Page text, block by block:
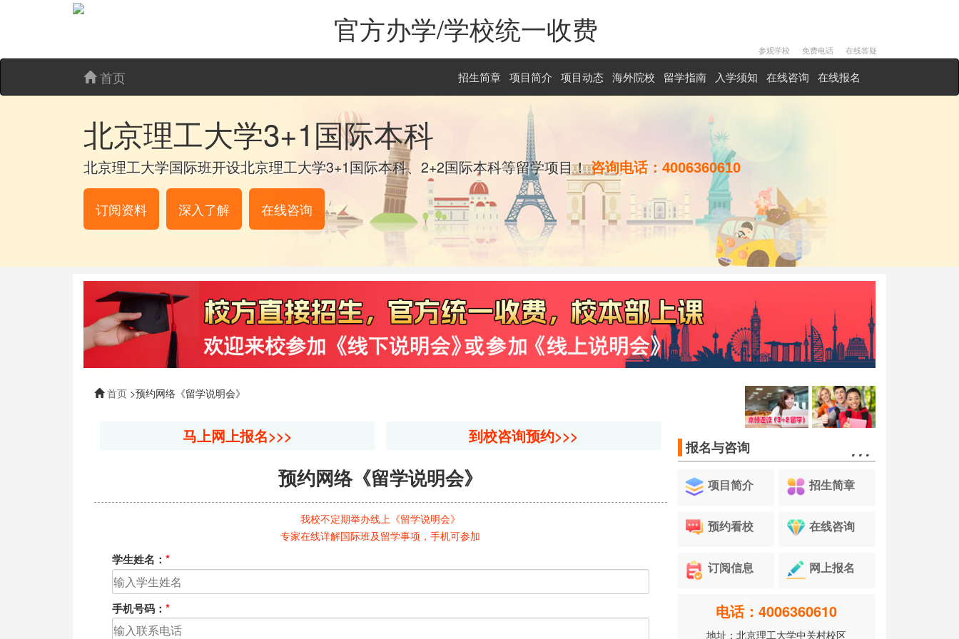
官方办学/学校统一收费
在线答疑
免费电话
参观学校
首页 招生简章 项目简介 项目动态 海外院校 留学指南 入学须知 在线咨询 在线报名
北京理工大学3+1国际本科
北京理工大学国际班开设北京理工大学3+1国际本科、2+2国际本科等留学项目！咨询电话： 4006360610
订阅资料 深入了解 在线咨询
报名与咨询 …
项目简介 招生简章
预约看校 在线咨询
订阅信息 网上报名
电话：4006360610
地址：北京理工大学中关村校区
首页 >预约网络《留学说明会》
马上网上报名>>> 到校咨询预约>>>
预约网络《留学说明会》
我校不定期举办线上《留学说明会》
专家在线详解国际班及留学事项，手机可参加
学生姓名： *
手机号码： *